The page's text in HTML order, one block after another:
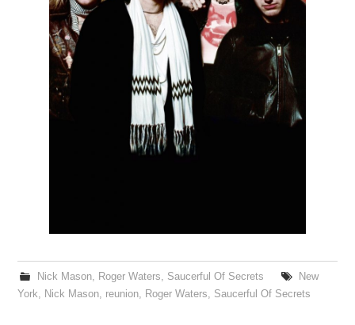
CONTATTI
RELICS – SFALCI E RAMAGLIE
PINKFLOYDIANE
Nick Mason, Roger Waters, Saucerful Of Secrets
New
York, Nick Mason, reunion, Roger Waters, Saucerful Of Secrets